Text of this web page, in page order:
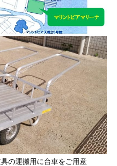
の運搬用に台車をご用意